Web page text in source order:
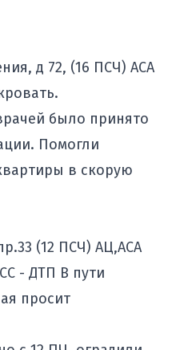
д 72, (16 ПСЧ) АСА
было принято
Помогли
в скорую
(12 ПСЧ) АЦ,АСА
- ДТП В пути
просит